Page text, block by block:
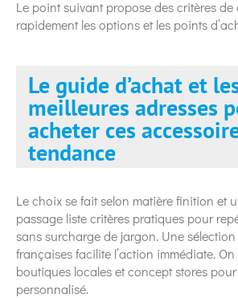
Le point suivant propose des critères
rapidement les options et les points
Le guide d’achat et
meilleures adresses
acheter ces
tendance
Le choix se fait selon matière finition et
passage liste critères pratiques pour
sans surcharge de jargon. Une sélection
françaises facilite l’action immédiate.
boutiques locales et concept stores
personnalisé.